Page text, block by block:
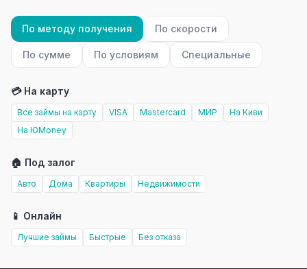
По методу получения По скорости
По сумме По условиям Специальные
💳 На карту
Все займы на карту VISA Mastercard МИР
На Киви
На ЮMoney
🏠 Под залог
Авто Дома Квартиры Недвижимости
📱 Онлайн
Лучшие займы Быстрые Без отказа